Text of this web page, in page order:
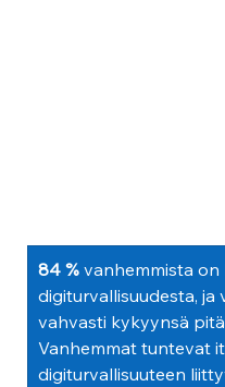
84 % vanhemmista on
digiturvallisuudesta, ja
vahvasti kykyynsä
Vanhemmat tuntevat
digiturvallisuuteen